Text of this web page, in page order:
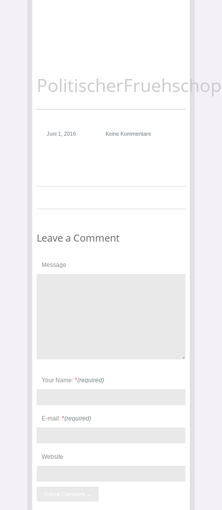
Juni 1, 2016 Keine Kommentare
Leave a Comment
Message
Your Name: *(required)
E-mail: *(required)
Website